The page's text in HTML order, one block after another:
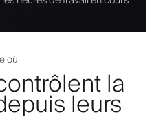
où
la
leurs